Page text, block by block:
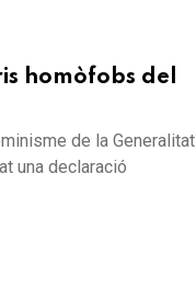
homòfobs del
de la Generalitat
una declaració